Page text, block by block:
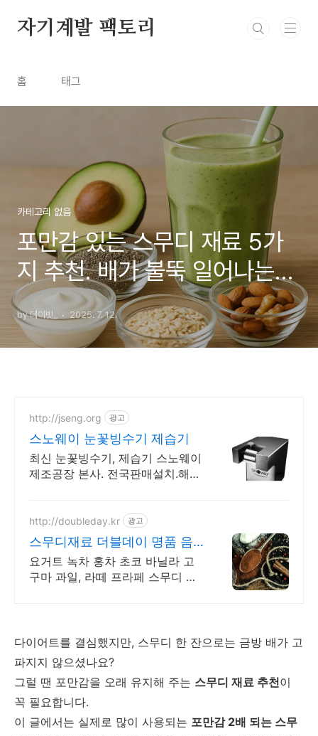
자기계발 팩토리
홈 태그
카테고리 없음
포만감 있는 스무디 재료 5가
지 추천. 배가 불뚝 일어나는
다이어트 스무디
by 데이빗_ 2025. 7. 12.
http://jseng.org 광고
스노웨이 눈꽃빙수기 제습기
최신 눈꽃빙수기, 제습기 스노웨이
제조공장 본사. 전국판매설치.해외
http://doubleday.kr 광고
스무디재료 더블데이 명품 음
료베이스 전문
요거트 녹차 홍차 초코 바닐라 고
구마 과일, 라떼 프라페 스무디 음
다이어트를 결심했지만, 스무디 한 잔으로는 금방 배가 고
파지지 않으셨나요?
그럴 땐 포만감을 오래 유지해 주는 스무디 재료 추천이
꼭 필요합니다.
이 글에서는 실제로 많이 사용되는 포만감 2배 되는 스무